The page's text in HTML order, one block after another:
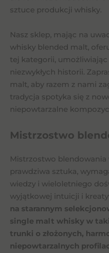
sztuce produkcji whisky.
Nasz sklep, mając na
whisky blended malt,
tej kategorii,
niezwykłych historii.
malt, aby razem z nami
tradycja spotyka się z
niepowtarzalne
Mistrzostwo
Mistrzostwo
prawdziwa sztuka,
wiedzy i wieloletniego
wyjątkowej intuicji i
na starannym
single malt whisky w
trunki o złożonych,
niepowtarzalnych